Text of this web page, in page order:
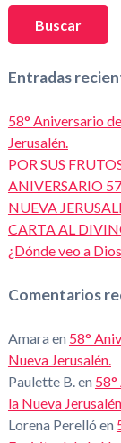
Buscar
Entradas
58° Aniversario
Jerusalén.
POR SUS
ANIVERSARIO
NUEVA
CARTA AL
¿Dónde veo a
Comentarios
Amara en 58°
Nueva Jerusalén.
Paulette B.en
la Nueva
Lorena Perelló en